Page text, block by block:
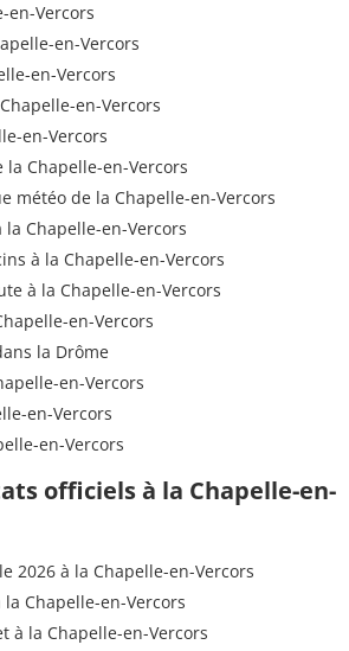
en-Vercors
en-Vercors
en-Vercors
en-Vercors
en-Vercors
Chapelle-en-Vercors
météo de la Chapelle-en-Vercors
Chapelle-en-Vercors
à la Chapelle-en-Vercors
à la Chapelle-en-Vercors
en-Vercors
la Drôme
en-Vercors
en-Vercors
en-Vercors
officiels à la Chapelle-en-
2026 à la Chapelle-en-Vercors
Chapelle-en-Vercors
à la Chapelle-en-Vercors